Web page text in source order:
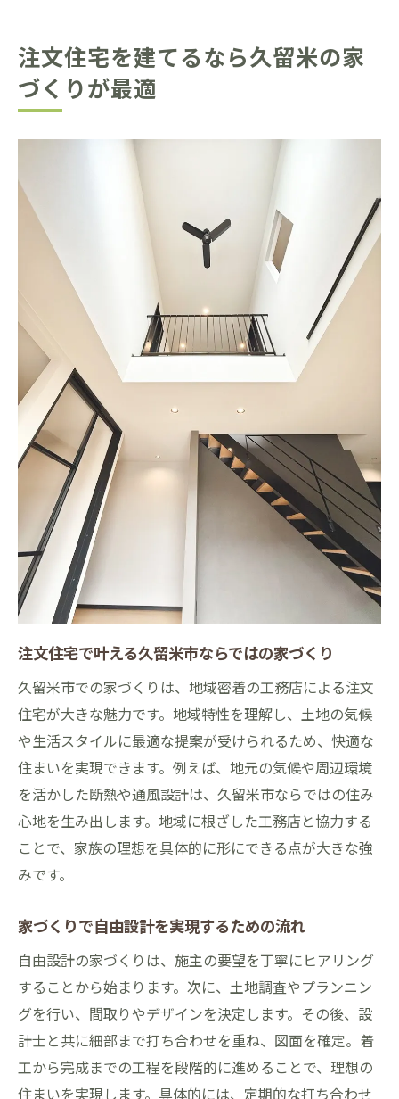
注文住宅を建てるなら久留米の家
づくりが最適
注文住宅で叶える久留米市ならではの家づくり
久留米市での家づくりは、地域密着の工務店による注文
住宅が大きな魅力です。地域特性を理解し、土地の気候
や生活スタイルに最適な提案が受けられるため、快適な
住まいを実現できます。例えば、地元の気候や周辺環境
を活かした断熱や通風設計は、久留米市ならではの住み
心地を生み出します。地域に根ざした工務店と協力する
ことで、家族の理想を具体的に形にできる点が大きな強
みです。
家づくりで自由設計を実現するための流れ
自由設計の家づくりは、施主の要望を丁寧にヒアリング
することから始まります。次に、土地調査やプランニン
グを行い、間取りやデザインを決定します。その後、設
計士と共に細部まで打ち合わせを重ね、図面を確定。着
工から完成までの工程を段階的に進めることで、理想の
住まいを実現します。具体的には、定期的な打ち合わせ